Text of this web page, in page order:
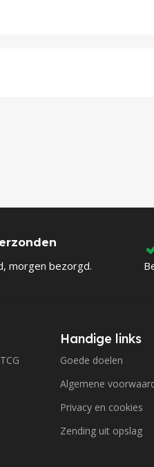
morgen bezorgd.
Handige links
Goede doelen
Algemene
Privacy en cookies
Zending uit opslag